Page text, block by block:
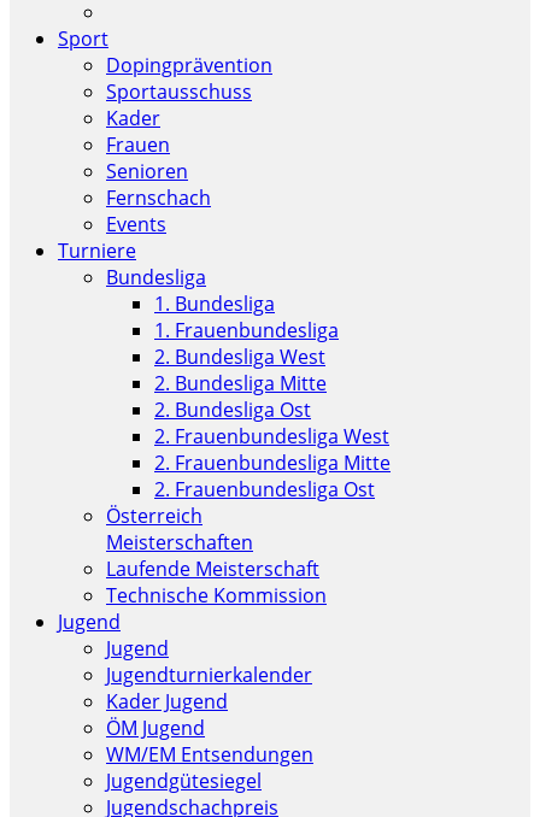
Sport
Dopingprävention
Sportausschuss
Kader
Frauen
Senioren
Fernschach
Events
Turniere
Bundesliga
1. Bundesliga
1. Frauenbundesliga
2. Bundesliga West
2. Bundesliga Mitte
2. Bundesliga Ost
2. Frauenbundesliga West
2. Frauenbundesliga Mitte
2. Frauenbundesliga Ost
Österreich
Meisterschaften
Laufende Meisterschaft
Technische Kommission
Jugend
Jugend
Jugendturnierkalender
Kader Jugend
ÖM Jugend
WM/EM Entsendungen
Jugendgütesiegel
Jugendschachpreis